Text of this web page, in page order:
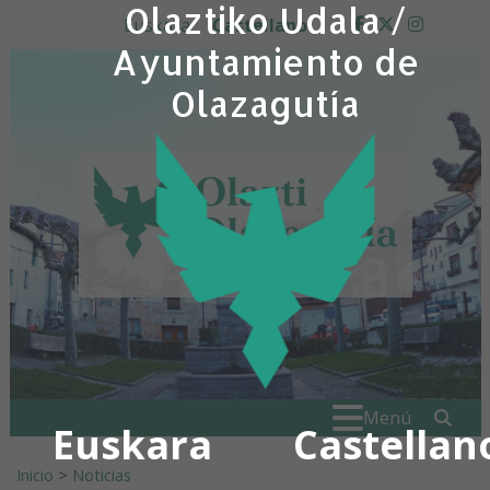
Olaztiko Udala /
Ayuntamiento de
Olazagutía
Euskara
Euskara Castellano facebook
twitter
Menú
Inicio > Noticias